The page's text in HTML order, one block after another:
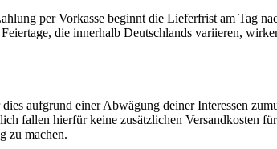
per Vorkasse beginnt die Lieferfrist am Tag
die innerhalb Deutschlands variieren,
aufgrund einer Abwägung deiner Interessen
fallen hierfür keine zusätzlichen Versandkosten
zu machen.